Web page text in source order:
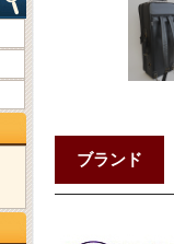
ブランド